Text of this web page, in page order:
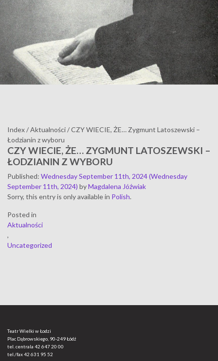
Index/Aktualności/CZY WIECIE, ŻE… Zygmunt Latoszewski –
Łodzianin z wyboru
CZY WIECIE, ŻE… ZYGMUNT LATOSZEWSKI –
ŁODZIANIN Z WYBORU
Published: Wednesday September 11th, 2024(Wednesday
September 11th, 2024) byMagdalena Jóźwiak
Sorry, this entry is only available in Polish.
Posted in
Aktualności
,
Uncategorized
Teatr Wielki w Łodzi
Plac Dąbrowskiego, 90-249 Łódź
tel. centrala 42 647 20 00
tel./fax42 631 95 52